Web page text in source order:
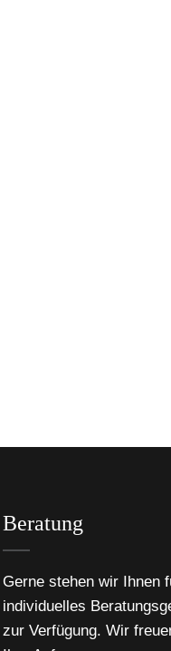
Beratung
Gerne stehen wir Ihnen
individuelles
zur Verfügung. Wir